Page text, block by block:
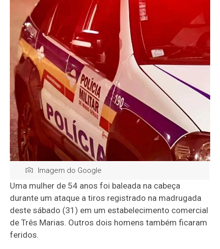
Imagem do Google
Uma mulher de 54 anos foi baleada na cabeça
durante um ataque a tiros registrado na madrugada
deste sábado (31) em um estabelecimento comercial
deTrês Marias. Outros dois homens também ficaram
feridos.